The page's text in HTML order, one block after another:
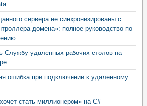
сервера не синхронизированы с
домена»: полное руководство по
Службу удаленных рабочих столов на
ошибка при подключении к удаленному
стать миллионером» на C#